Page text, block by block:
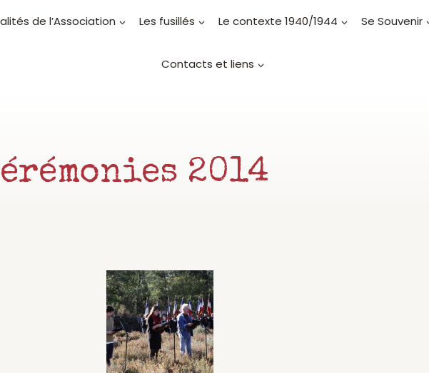
de l’Association Les fusillés Le contexte 1940/1944 Se Souvenir
Contacts et liens
2014